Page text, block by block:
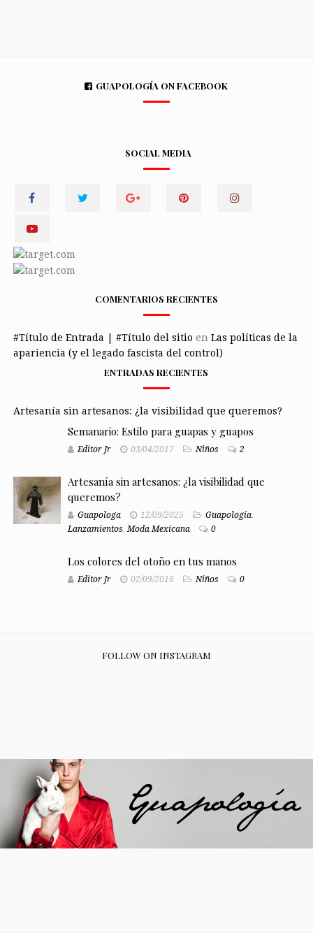
GUAPOLOGÍA ON FACEBOOK
SOCIAL MEDIA
COMENTARIOS RECIENTES
#Título de Entrada | #Título del sitio en Las políticas de la
apariencia (y el legado fascista del control)
ENTRADAS RECIENTES
Artesanía sin artesanos: ¿la visibilidad que queremos?
Semanario: Estilo para guapas y guapos
Editor Jr 03/04/2017 Niños 2
Artesanía sin artesanos: ¿la visibilidad que
queremos?
Guapologa 12/09/2025 Guapología,
Lanzamientos,Moda Mexicana 0
Los colores del otoño en tus manos
Editor Jr 02/09/2016 Niños 0
FOLLOW ON INSTAGRAM